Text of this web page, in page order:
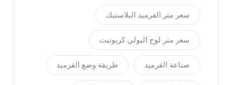
سعر متر القرميد البلاستيك
سعر متر لوح البولي كربونيت
صناعة القرميد طريقة وضع القرميد